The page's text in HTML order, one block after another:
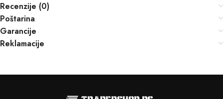
Recenzije (0)
Poštarina
Garancije
Reklamacije